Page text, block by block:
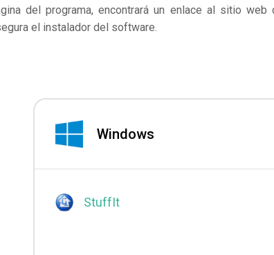
del programa, encontrará un enlace al sitio web
el instalador del software.
Windows
StuffIt